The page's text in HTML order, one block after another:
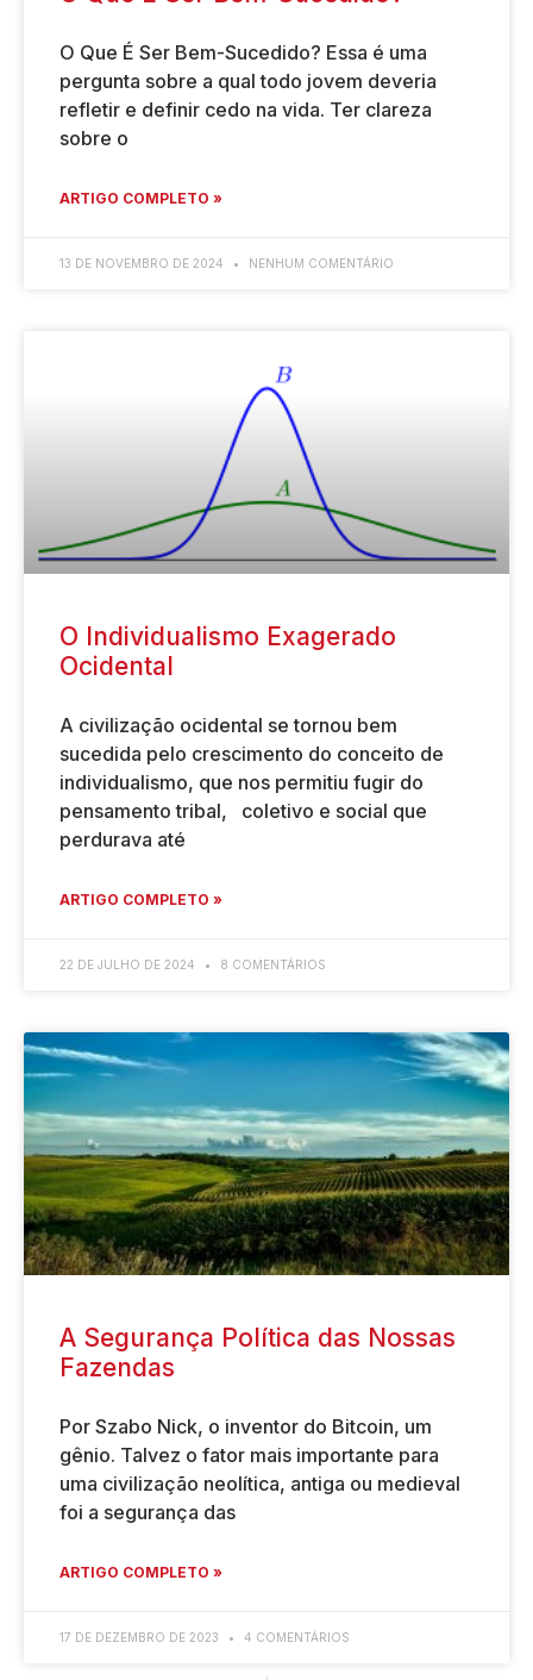
O Que É Ser Bem-Sucedido? Essa é uma
pergunta sobre a qual todo jovem deveria
refletir e definir cedo na vida. Ter clareza
sobre o
ARTIGO COMPLETO »
13 DE NOVEMBRO DE 2024 NENHUM COMENTÁRIO
O Individualismo Exagerado
Ocidental
A civilização ocidental se tornou bem
sucedida pelo crescimento do conceito de
individualismo, que nos permitiu fugir do
pensamento tribal, coletivo e social que
perdurava até
ARTIGO COMPLETO »
22 DE JULHO DE 2024 8 COMENTÁRIOS
A Segurança Política das Nossas
Fazendas
Por Szabo Nick, o inventor do Bitcoin, um
gênio. Talvez o fator mais importante para
uma civilização neolítica, antiga ou medieval
foi a segurança das
ARTIGO COMPLETO »
17 DE DEZEMBRO DE 2023 4 COMENTÁRIOS